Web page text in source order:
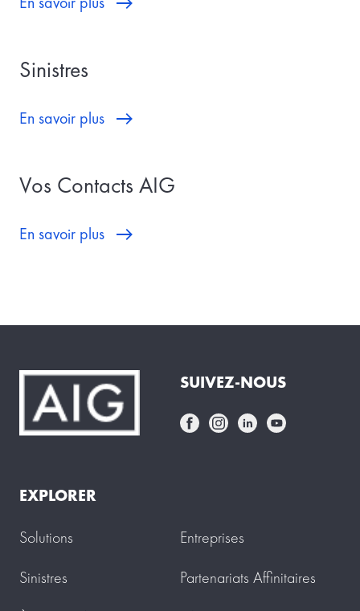
Sinistres
En savoir plus
Vos Contacts AIG
En savoir plus
SUIVEZ-NOUS
EXPLORER
Solutions
Sinistres
Entreprises
Partenariats Affinitaires